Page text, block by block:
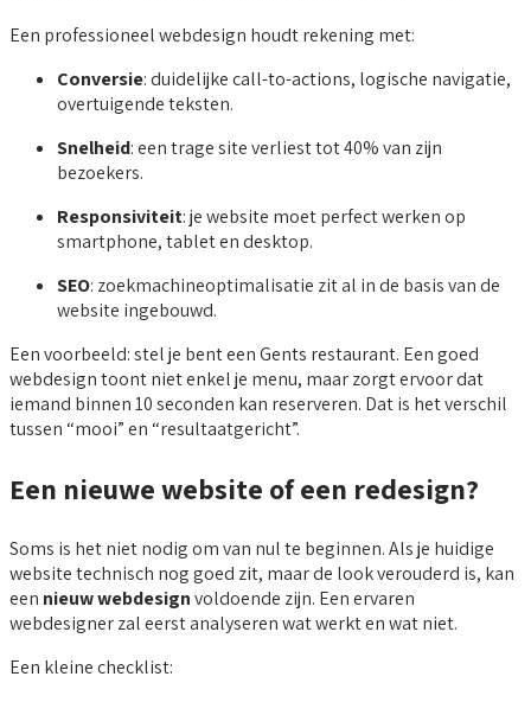
Een professioneel webdesign houdt rekening met:
Conversie: duidelijke call-to-actions, logische navigatie,
overtuigende teksten.
Snelheid: een trage site verliest tot 40% van zijn
bezoekers.
Responsiviteit: je website moet perfect werken op
smartphone, tablet en desktop.
SEO: zoekmachineoptimalisatie zit al in de basis van de
website ingebouwd.
Een voorbeeld: stel je bent een Gents restaurant. Een goed
webdesign toont niet enkel je menu, maar zorgt ervoor dat
iemand binnen 10 seconden kan reserveren. Dat is het verschil
tussen “mooi” en “resultaatgericht”.
Een nieuwe website of een redesign?
Soms is het niet nodig om van nul te beginnen. Als je huidige
website technisch nog goed zit, maar de look verouderd is, kan
een nieuw webdesignvoldoende zijn. Een ervaren
webdesigner zal eerst analyseren wat werkt en wat niet.
Een kleine checklist: